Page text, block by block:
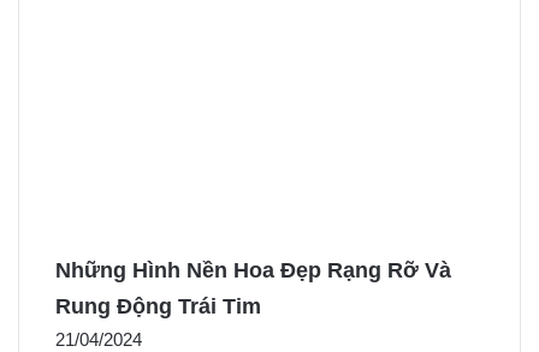
Những Hình Nền Hoa Đẹp Rạng Rỡ Và
Rung Động Trái Tim
21/04/2024